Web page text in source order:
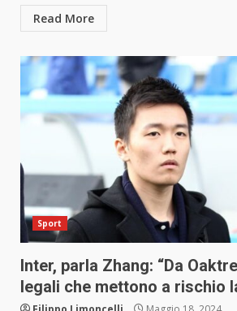
Read More
Sport
Inter, parla Zhang: “Da
legali che mettono a rischio